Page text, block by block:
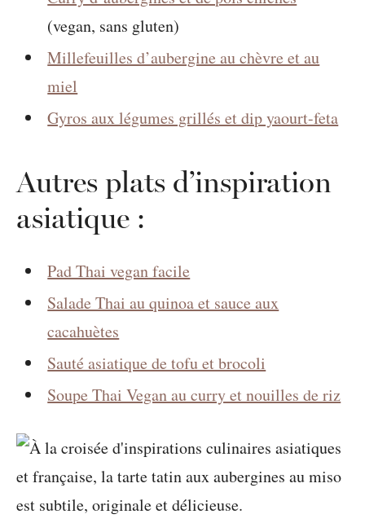
(vegan, sans gluten)
Millefeuilles d’aubergine au chèvre et au
miel
Gyros aux légumes grillés et dip yaourt-feta
Autres plats d’inspiration
asiatique :
Pad Thai vegan facile
Salade Thai au quinoa et sauce aux
cacahuètes
Sauté asiatique de tofu et brocoli
Soupe Thai Vegan au curry et nouilles de riz